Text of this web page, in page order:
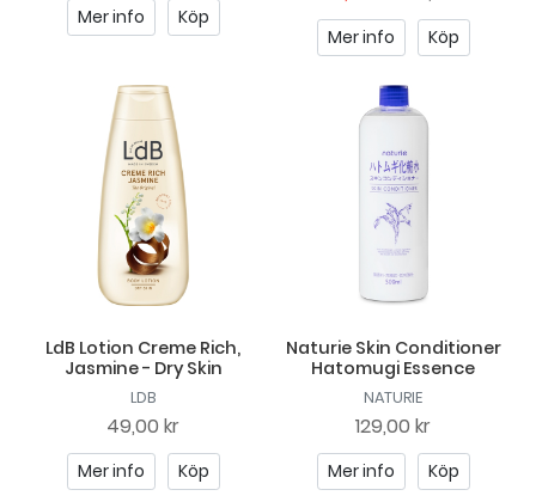
Mer info Köp
Mer info
Köp
LdB Lotion Creme Rich,
Jasmine - Dry Skin
LDB
49,00 kr
Mer info Köp
Naturie Skin Conditioner
Hatomugi Essence
NATURIE
129,00 kr
Mer info Köp